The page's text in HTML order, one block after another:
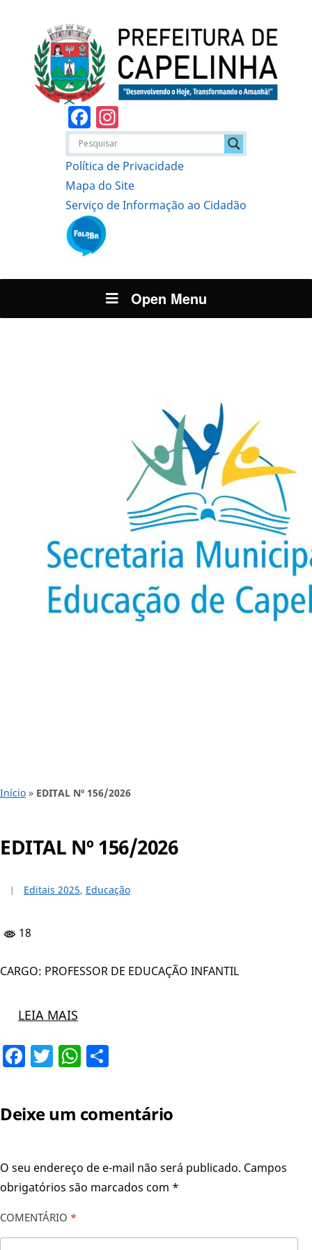
Facebook
Política de Privacidade
Mapa do Site
Serviço de Informação ao Cidadão
Open Menu
Início » EDITAL Nº 156/2026
EDITAL Nº 156/2026
Editais 2025, Educação
18
CARGO: PROFESSOR DE EDUCAÇÃO INFANTIL
LEIA MAIS
Facebook
TwitterWhatsApp
Deixe um comentário
O seu endereço de e-mail não será publicado. Campos
obrigatórios são marcados com *
COMENTÁRIO *